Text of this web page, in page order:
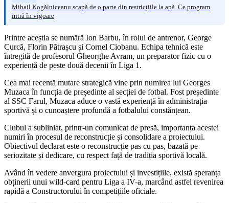
Mihail Kogălniceanu scapă de o parte din restricțiile la apă. Ce program
intră în vigoare
Printre aceștia se numără Ion Barbu, în rolul de antrenor, George
Curcă, Florin Pătrașcu și Cornel Ciobanu. Echipa tehnică este
întregită de profesorul Gheorghe Avram, un preparator fizic cu o
experiență de peste două decenii în Liga 1.
Cea mai recentă mutare strategică vine prin numirea lui Georges
Muzaca în funcția de președinte al secției de fotbal. Fost președinte
al SSC Farul, Muzaca aduce o vastă experiență în administrația
sportivă și o cunoaștere profundă a fotbalului constănțean.
Clubul a subliniat, printr-un comunicat de presă, importanța acestei
numiri în procesul de reconstrucție și consolidare a proiectului.
Obiectivul declarat este o reconstrucție pas cu pas, bazată pe
seriozitate și dedicare, cu respect față de tradiția sportivă locală.
Având în vedere anvergura proiectului și investițiile, există speranța
obținerii unui wild-card pentru Liga a IV-a, marcând astfel revenirea
rapidă a Constructorului în competițiile oficiale.